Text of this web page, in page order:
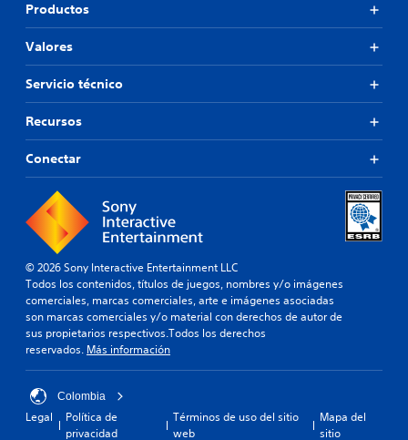
Productos
Valores
Servicio técnico
Recursos
Conectar
© 2026 Sony Interactive Entertainment LLC
Todos los contenidos, títulos de juegos, nombres y/o imágenes
comerciales, marcas comerciales, arte e imágenes asociadas
son marcas comerciales y/o material con derechos de autor de
sus propietarios respectivos.Todos los derechos
reservados. Más información
Colombia
Legal
Política de
privacidad
Términos de uso del sitio
web
Mapa del
sitio